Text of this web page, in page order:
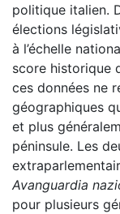
politique italien.
élections
à l’échelle
score historique
ces données ne
géographiques
et plus
péninsule. Les
Avanguardia
pour plusieurs